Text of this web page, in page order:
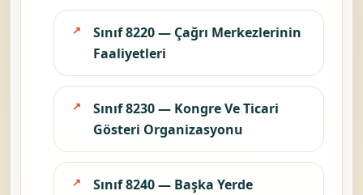
Sınıf 8220 — Çağrı Merkezlerinin
Faaliyetleri
Sınıf 8230 — Kongre Ve Ticari
Gösteri Organizasyonu
Sınıf 8240 — Başka Yerde